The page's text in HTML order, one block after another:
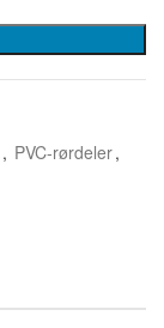
, PVC-rørdeler,